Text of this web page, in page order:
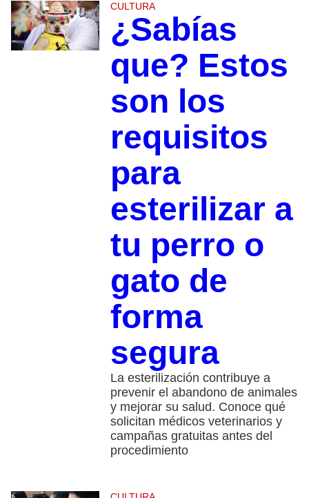
CULTURA
¿Sabías
que? Estos
son los
requisitos
para
esterilizar a
tu perro o
gato de
forma
segura
La esterilización contribuye a
prevenir el abandono de animales
y mejorar su salud. Conoce qué
solicitan médicos veterinarios y
campañas gratuitas antes del
procedimiento